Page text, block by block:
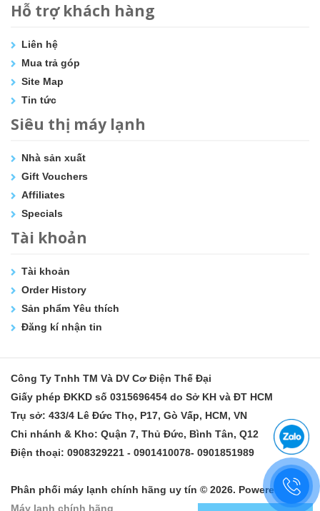
Hỗ trợ khách hàng
Liên hệ
Mua trả góp
Site Map
Tin tức
Siêu thị máy lạnh
Nhà sản xuất
Gift Vouchers
Affiliates
Specials
Tài khoản
Tài khoản
Order History
Sản phẩm Yêu thích
Đăng kí nhận tin
Công Ty Tnhh TM Và DV Cơ Điện Thế Đại
Giấy phép ĐKKD số 0315696454 do Sở KH và ĐT HCM
Trụ sở: 433/4 Lê Đức Thọ, P17, Gò Vấp, HCM, VN
Chi nhánh & Kho: Quận 7, Thủ Đức, Bình Tân, Q12
Điện thoại: 0908329221 - 0901410078- 0901851989
Phân phối máy lạnh chính hãng uy tín © 2026. Powered by
Máy lạnh chính hãng